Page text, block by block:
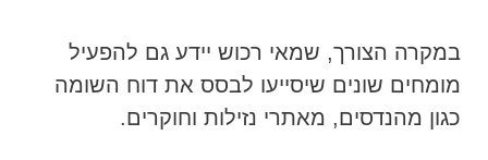
במקרה הצורך, שמאי רכוש יידע גם להפעיל
מומחים שונים שיסייעו לבסס את דוח השומה
כגון מהנדסים, מאתרי נזילות וחוקרים.